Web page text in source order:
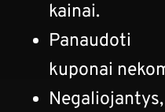
kainai.
Panaudoti
kuponai